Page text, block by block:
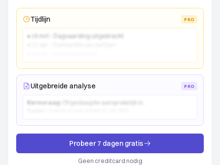
Tijdlijn PRO
● 15 mrt - Dagvaarding uitgebracht
Uitgebreide analyse PRO
Kernvraag:
Probeer 7 dagen gratis
Geen creditcard nodig